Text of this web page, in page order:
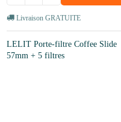
Livraison GRATUITE
LELIT Porte-filtre Coffee Slide
57mm + 5 filtres